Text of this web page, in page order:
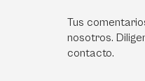
Tus
nosotros.
contacto.